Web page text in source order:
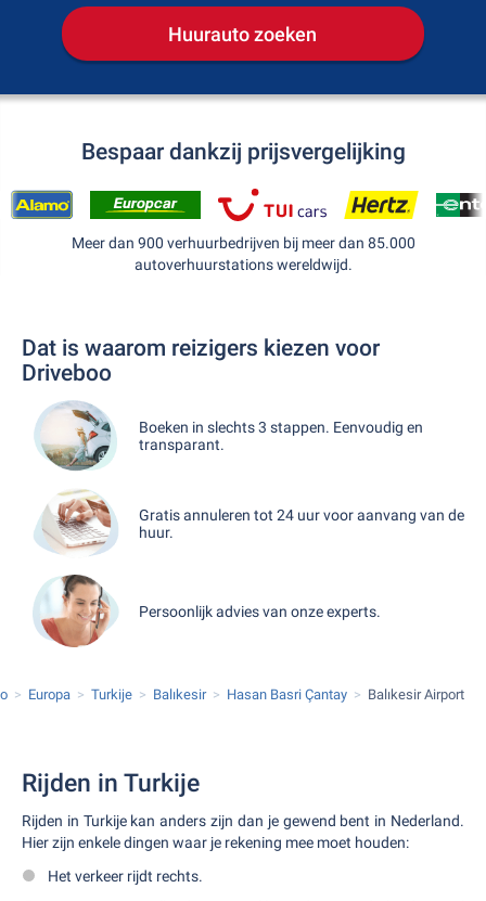
Huurauto zoeken
Bespaar dankzij prijsvergelijking
Meer dan 900 verhuurbedrijven bij meer dan 85.000
autoverhuurstations wereldwijd.
Dat is waarom reizigers kiezen voor
Driveboo
Boeken in slechts 3 stappen. Eenvoudig en
transparant.
Gratis annuleren tot 24 uur voor aanvang van de
huur.
Persoonlijk advies van onze experts.
Europa Turkije Balıkesir Hasan Basri Çantay Balıkesir Airport
Rijden in Turkije
Rijden in Turkije kan anders zijn dan je gewend bent in Nederland.
Hier zijn enkele dingen waar je rekening mee moet houden:
Het verkeer rijdt rechts.